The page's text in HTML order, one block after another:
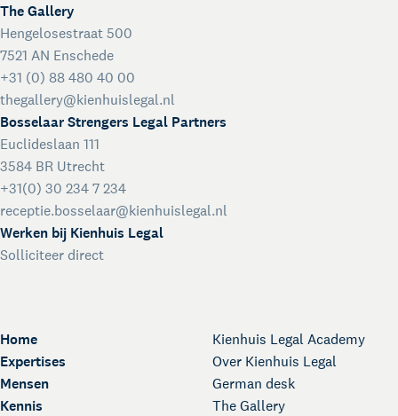
The Gallery
Legal support voor startups
International desk
Legal support voor internationale organisaties
Crisisdienst voor ondernemers en organisaties
Voor juridisch advies met spoed buiten kantooruren
Kienhuis Legal Foundation
Talentondersteuning
Home
Expertises
Mensen
Kennis
Kienhuis Legal Academy
Over Kienhuis Legal
German desk
The Gallery
The Gallery
Hengelosestraat 500
7521 AN Enschede
+31 (0) 88 480 40 00
thegallery@kienhuislegal.nl
Bosselaar Strengers Legal Partners
Euclideslaan 111
3584 BR Utrecht
+31(0) 30 234 7 234
receptie.bosselaar@kienhuislegal.nl
Werken bij Kienhuis Legal
Solliciteer direct